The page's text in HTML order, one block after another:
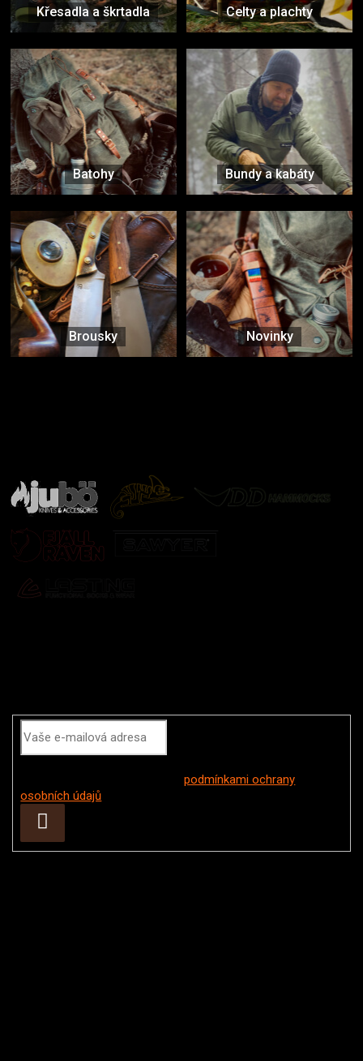
Křesadla a škrtadla Celty a plachty
Batohy Bundy a kabáty
Brousky Novinky
Vložením e-mailu souhlasíte spodmínkami ochrany
osobních údajů
se